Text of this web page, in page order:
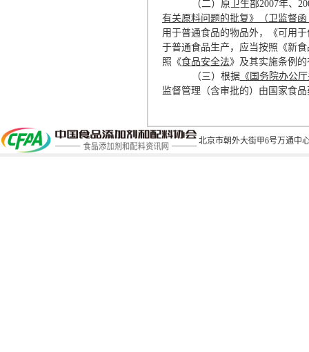
（二）原卫生部2007年、
有关原料问题的批复》（卫监督函
用于普通食品的物品外，《可用
于普通食品生产，应当按照《新
照《食品安全法》及其实施条例
（三）根据《国务院办公
监督管理（含审批的）由国家食
北京市朝外大街甲6号万通中